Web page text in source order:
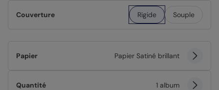
Couverture Rigide Souple
Papier Papier Satiné brillant
Quantité 1 album